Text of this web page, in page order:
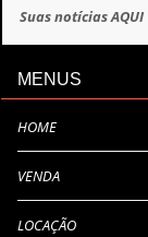
Suas notícias AQUI
MENUS
HOME
VENDA
LOCAÇÃO